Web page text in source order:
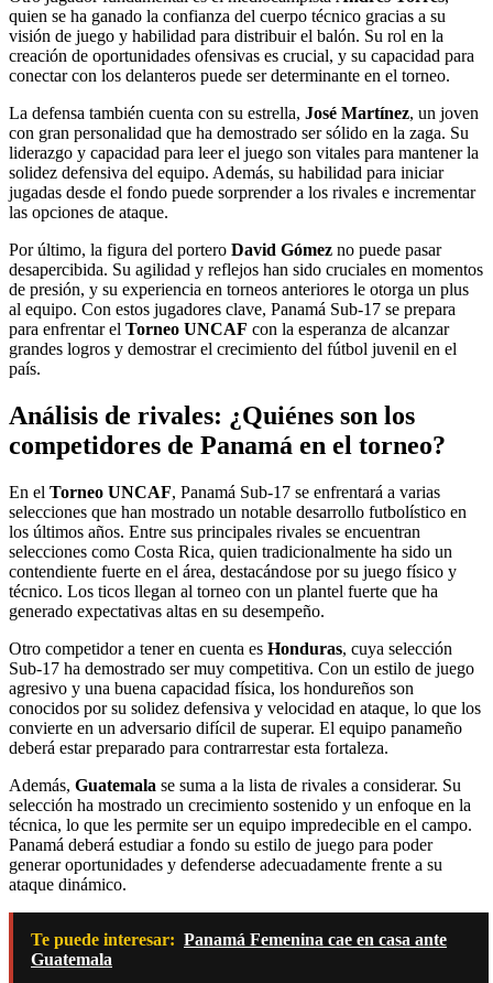
quien se ha ganado la confianza del cuerpo técnico gracias a su
visión de juego y habilidad para distribuir el balón. Su rol en la
creación de oportunidades ofensivas es crucial, y su capacidad para
conectar con los delanteros puede ser determinante en el torneo.
La defensa también cuenta con su estrella, José Martínez, un joven
con gran personalidad que ha demostrado ser sólido en la zaga. Su
liderazgo y capacidad para leer el juego son vitales para mantener la
solidez defensiva del equipo. Además, su habilidad para iniciar
jugadas desde el fondo puede sorprender a los rivales e incrementar
las opciones de ataque.
Por último, la figura del portero David Gómez no puede pasar
desapercibida. Su agilidad y reflejos han sido cruciales en momentos
de presión, y su experiencia en torneos anteriores le otorga un plus
al equipo. Con estos jugadores clave, Panamá Sub-17 se prepara
para enfrentar el Torneo UNCAF con la esperanza de alcanzar
grandes logros y demostrar el crecimiento del fútbol juvenil en el
país.
Análisis de rivales: ¿Quiénes son los
competidores de Panamá en el torneo?
En el Torneo UNCAF, Panamá Sub-17 se enfrentará a varias
selecciones que han mostrado un notable desarrollo futbolístico en
los últimos años. Entre sus principales rivales se encuentran
selecciones como Costa Rica, quien tradicionalmente ha sido un
contendiente fuerte en el área, destacándose por su juego físico y
técnico. Los ticos llegan al torneo con un plantel fuerte que ha
generado expectativas altas en su desempeño.
Otro competidor a tener en cuenta es Honduras, cuya selección
Sub-17 ha demostrado ser muy competitiva. Con un estilo de juego
agresivo y una buena capacidad física, los hondureños son
conocidos por su solidez defensiva y velocidad en ataque, lo que los
convierte en un adversario difícil de superar. El equipo panameño
deberá estar preparado para contrarrestar esta fortaleza.
Además, Guatemala se suma a la lista de rivales a considerar. Su
selección ha mostrado un crecimiento sostenido y un enfoque en la
técnica, lo que les permite ser un equipo impredecible en el campo.
Panamá deberá estudiar a fondo su estilo de juego para poder
generar oportunidades y defenderse adecuadamente frente a su
ataque dinámico.
Te puede interesar: Panamá Femenina cae en casa ante
Guatemala